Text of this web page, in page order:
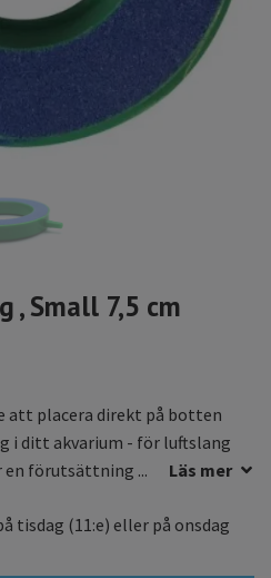
, Small 7,5 cm
placera direkt på botten
i ditt akvarium - för luftslang
en förutsättning ...
Läs mer
tisdag (11:e) eller på onsdag